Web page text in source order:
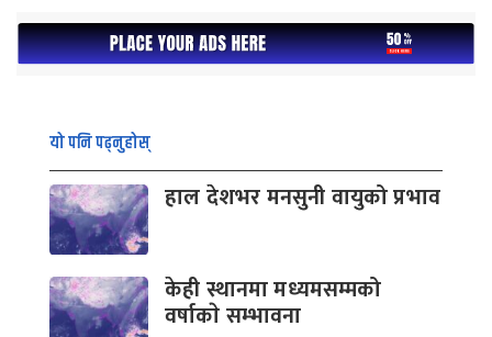
यो पनि पढ्नुहोस्
हाल देशभर मनसुनी वायुको प्रभाव
केही स्थानमा मध्यमसम्मको
वर्षाकाे सम्भावना